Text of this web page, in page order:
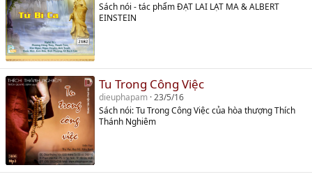
Sách nói - tác phẩm ĐẠT LAI LẠT MA & ALBERT
EINSTEIN
Tu Trong Công Việc
dieuphapam 23/5/16
Sách nói: Tu Trong Công Việc của hòa thượng Thích
Thánh Nghiêm